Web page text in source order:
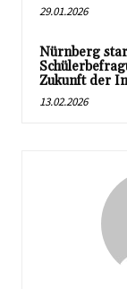
29.01.2026
Nürnberg
Zukunft der
13.02.2026